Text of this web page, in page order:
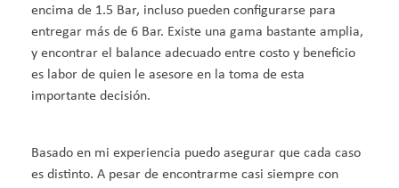
encima de 1.5 Bar, incluso pueden configurarse para
entregar más de 6 Bar. Existe una gama bastante amplia,
y encontrar el balance adecuado entre costo y beneficio
es labor de quien le asesore en la toma de esta
importante decisión.
Basado en mi experiencia puedo asegurar que cada caso
es distinto. A pesar de encontrarme casi siempre con